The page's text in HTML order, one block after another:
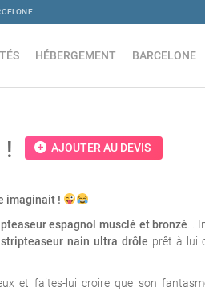
HÉBERGEMENT BARCELONE
! add_circle AJOUTER AU DEVIS
imaginait !
espagnol musclé et bronzé …
stripteaseur nain ultra drôle prêt à lui
et faites-lui croire que son